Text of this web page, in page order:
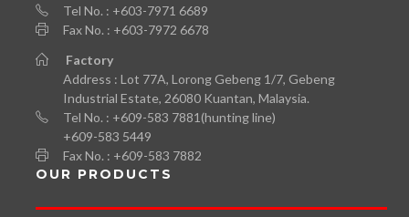
Tel No. : +603-7971 6689
Fax No. : +603-7972 6678
Factory
Address : Lot 77A, Lorong Gebeng 1/7, Gebeng
Industrial Estate, 26080 Kuantan, Malaysia.
Tel No. : +609-583 7881(hunting line)
+609-583 5449
Fax No. : +609-583 7882
OUR PRODUCTS